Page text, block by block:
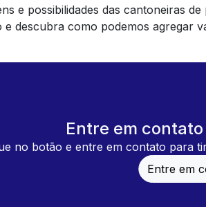
e possibilidades das cantoneiras de
descubra como podemos agregar
Entre em
no botão e entre em contato para
Entre em